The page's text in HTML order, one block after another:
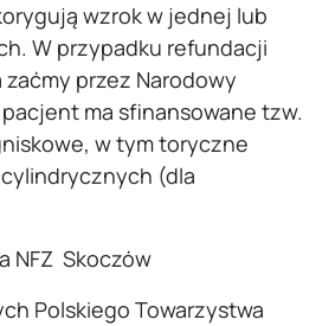
wzrok w jednej lub
W przypadku refundacji
przez Narodowy
ma sfinansowane tzw.
w tym toryczne
(dla
NFZ Skoczów
Polskiego Towarzystwa